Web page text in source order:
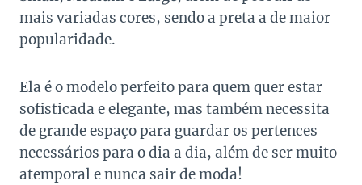
mais variadas cores, sendo a preta a de maior
popularidade.
Ela é o modelo perfeito para quem quer estar
sofisticada e elegante, mas também necessita
de grande espaço para guardar os pertences
necessários para o dia a dia, além de ser muito
atemporal e nunca sair de moda!